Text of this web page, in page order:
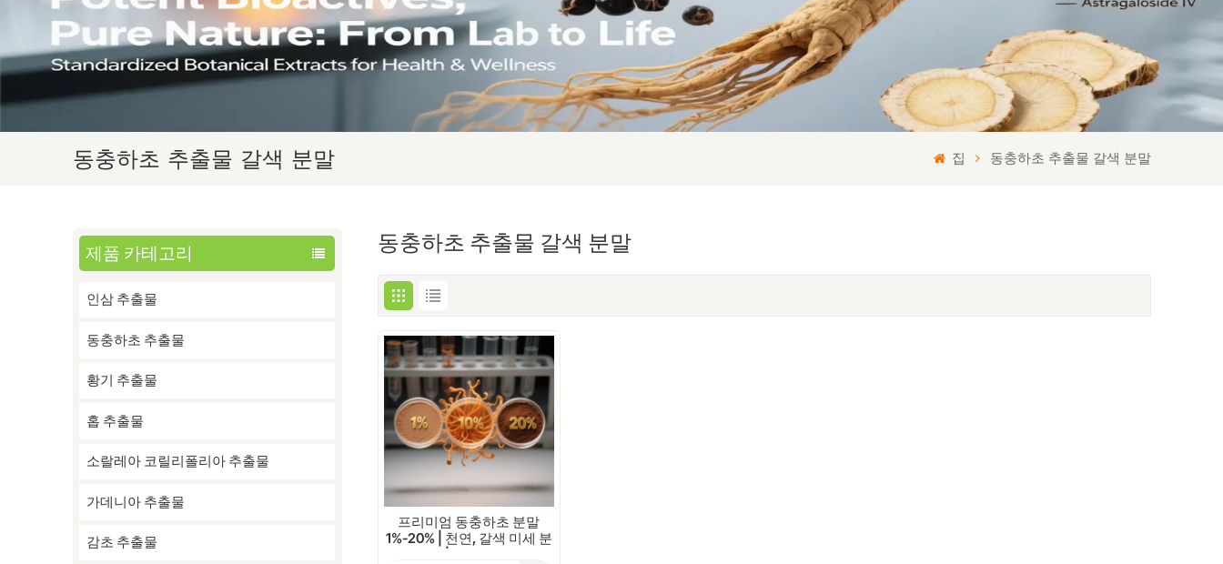
동충하초 추출물 갈색 분말 집 동충하초 추출물 갈색 분말
제품 카테고리
인삼 추출물
동충하초 추출물
황기 추출물
홉 추출물
소랄레아 코릴리폴리아 추출물
가데니아 추출물
감초 추출물
동충하초 추출물 갈색 분말
프리미엄 동충하초 분말
1%-20% | 천연, 갈색 미세 분
말 | 드럼 포장